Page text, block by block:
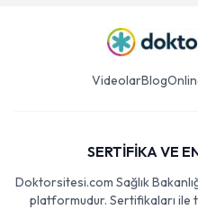
VideolarBlog
SERTİFİKA VE
Doktorsitesi.com Sağlık
platformudur. Sertifikaları ile